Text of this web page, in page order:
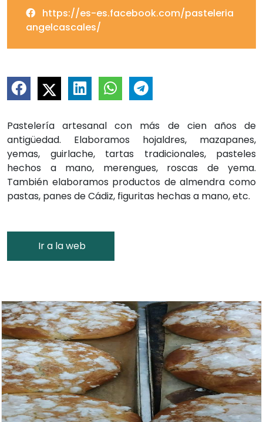
https://es-es.facebook.com/pasteleria
angelcascales/
Pastelería artesanal con más de cien años de
antigüedad. Elaboramos hojaldres, mazapanes,
yemas, guirlache, tartas tradicionales, pasteles
hechos a mano, merengues, roscas de yema.
También elaboramos productos de almendra como
pastas, panes de Cádiz, figuritas hechas a mano, etc.
Ir a la web